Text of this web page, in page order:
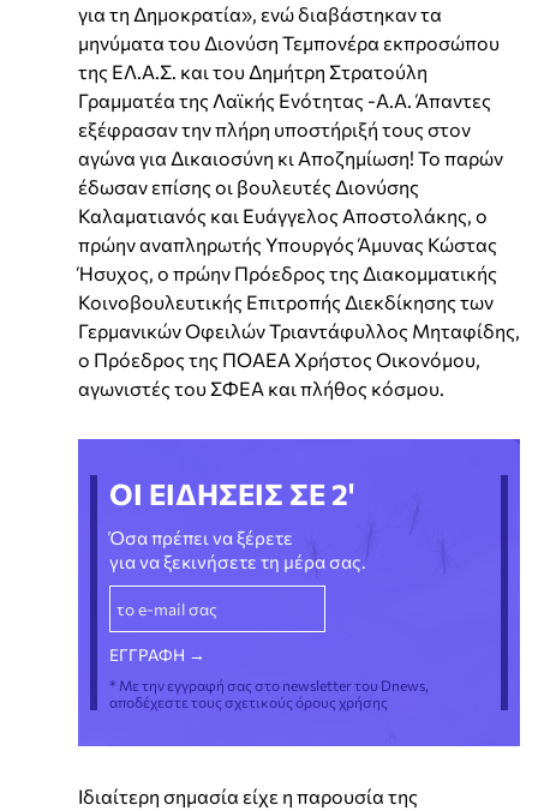
για τη Δημοκρατία», ενώ διαβάστηκαν τα
μηνύματα του Διονύση Τεμπονέρα εκπροσώπου
της ΕΛ.Α.Σ. και του Δημήτρη Στρατούλη
Γραμματέα της Λαϊκής Ενότητας -Α.Α. Άπαντες
εξέφρασαν την πλήρη υποστήριξή τους στον
αγώνα για Δικαιοσύνη κι Αποζημίωση! Το παρών
έδωσαν επίσης οι βουλευτές Διονύσης
Καλαματιανός και Ευάγγελος Αποστολάκης, ο
πρώην αναπληρωτής Υπουργός Άμυνας Κώστας
Ήσυχος, ο πρώην Πρόεδρος της Διακομματικής
Κοινοβουλευτικής Επιτροπής Διεκδίκησης των
Γερμανικών Οφειλών Τριαντάφυλλος Μηταφίδης,
ο Πρόεδρος της ΠΟΑΕΑ Χρήστος Οικονόμου,
αγωνιστές του ΣΦΕΑ και πλήθος κόσμου.
ΟΙ ΕΙΔΗΣΕΙΣ ΣΕ 2'
Όσα πρέπει να ξέρετε
για να ξεκινήσετε τη μέρα σας.
* Με την εγγραφή σας στο newsletter του Dnews,
αποδέχεστε τους σχετικούς όρους χρήσης
Ιδιαίτερη σημασία είχε η παρουσία της